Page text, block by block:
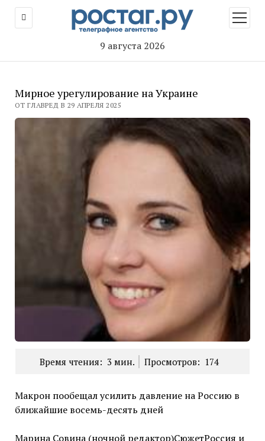
9 августа 2026
меню
Мирное урегулирование на Украине
ОТ ГЛАВРЕД В 29 АПРЕЛЯ 2025
Время чтения: 3 мин. Просмотров: 174
Макрон пообещал усилить давление на Россию в
ближайшие восемь-десять дней
Марина Совина (ночной редактор)СюжетРоссия и